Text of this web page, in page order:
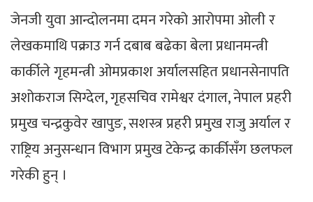
जेनजी युवा आन्दोलनमा दमन गरेको आरोपमा ओली र
लेखकमाथि पक्राउ गर्न दबाब बढेका बेला प्रधानमन्त्री
कार्कीले गृहमन्त्री ओमप्रकाश अर्यालसहित प्रधानसेनापति
अशोकराज सिग्देल, गृहसचिव रामेश्वर दंगाल, नेपाल प्रहरी
प्रमुख चन्द्रकुवेर खापुङ, सशस्त्र प्रहरी प्रमुख राजु अर्याल र
राष्ट्रिय अनुसन्धान विभाग प्रमुख टेकेन्द्र कार्कीसँग छलफल
गरेकी हुन् ।